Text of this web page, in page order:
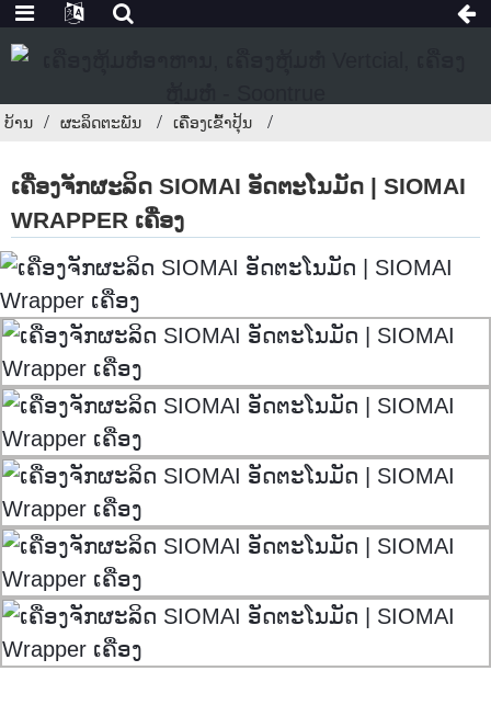
ບ້ານ ຜະລິດຕະພັນ ເຄື່ອງເຂົ້າປຸ້ນ
ເຄື່ອງຈັກຜະລິດ SIOMAI ອັດຕະໂນມັດ | SIOMAI
WRAPPER ເຄື່ອງ